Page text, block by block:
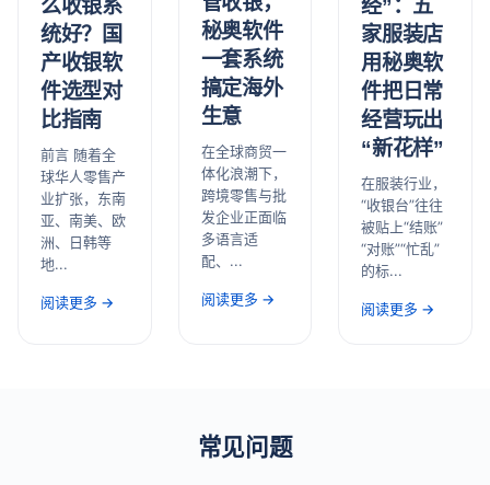
么收银系
统好？国
产收银软
件选型对
比指南
前言 随着全
球华人零售产
业扩张，东南
亚、南美、欧
洲、日韩等
地...
阅读更多 →
秘奥软件
一套系统
搞定海外
生意
在全球商贸一
体化浪潮下，
跨境零售与批
发企业正面临
多语言适
配、...
阅读更多 →
经”：五
家服装店
用秘奥软
件把日常
经营玩出
“新花样”
在服装行业，
“收银台”往往
被贴上“结账”
“对账”“忙乱”
的标...
阅读更多 →
常见问题